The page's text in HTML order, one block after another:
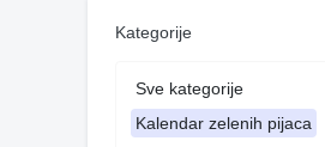
Kategorije
Sve kategorije
Kalendar zelenih pijaca